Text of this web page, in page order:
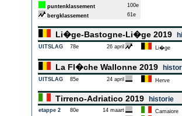
puntenklassement
100e
bergklassement
61e
Li�ge-Bastogne-Li�ge 2019
UITSLAG 78e 26 april Li�ge
La Fl�che Wallonne 2019
UITSLAG 85e 24 april Herve
Tirreno-Adriatico 2019 historie
etappe 2 80e 14 maart
Camaiore